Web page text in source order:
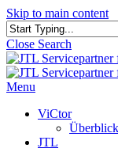
Skip to main content
Close Search
Menu
ViCtor
Überblick
JTL